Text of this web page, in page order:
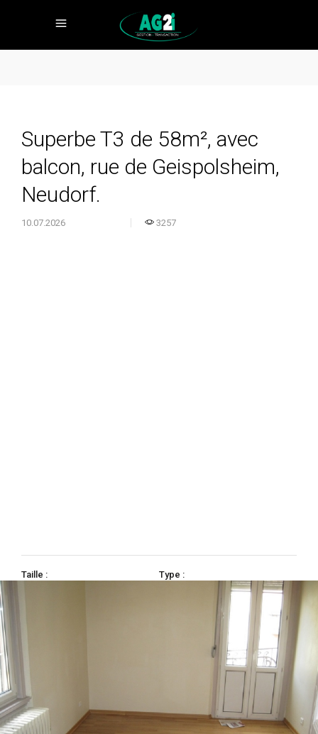
Superbe T3 de 58m², avec
balcon, rue de Geispolsheim,
Neudorf.
10.07.2026 3257
Taille :
Type :
collectif gaz de ville